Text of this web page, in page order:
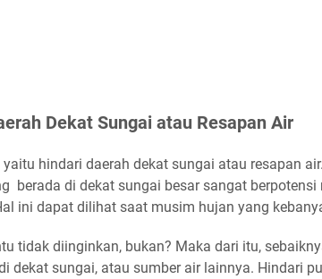
Dekat Sungai atau Resapan Air
hindari daerah dekat sungai atau resapan
berada di dekat sungai besar sangat
ini dapat dilihat saat musim hujan yang
tidak diinginkan, bukan? Maka dari itu,
dekat sungai, atau sumber air lainnya. Hindari